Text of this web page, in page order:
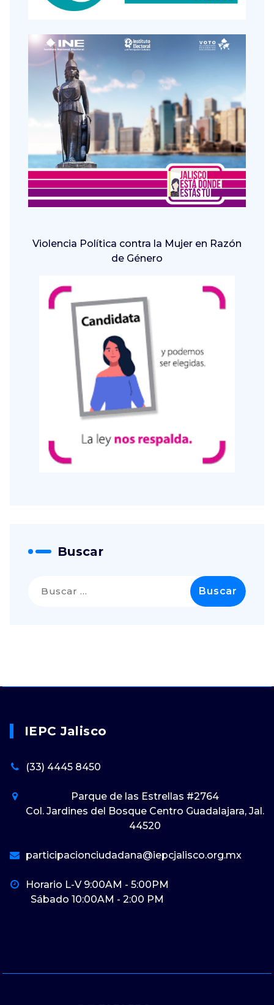
Violencia Política contra la Mujer en Razón
de Género
Buscar
IEPC Jalisco
(33) 4445 8450
Parque de las Estrellas #2764
Col. Jardines del Bosque Centro Guadalajara, Jal.
44520
participacionciudadana@iepcjalisco.org.mx
Horario L-V 9:00AM - 5:00PM
Sábado 10:00AM - 2:00 PM